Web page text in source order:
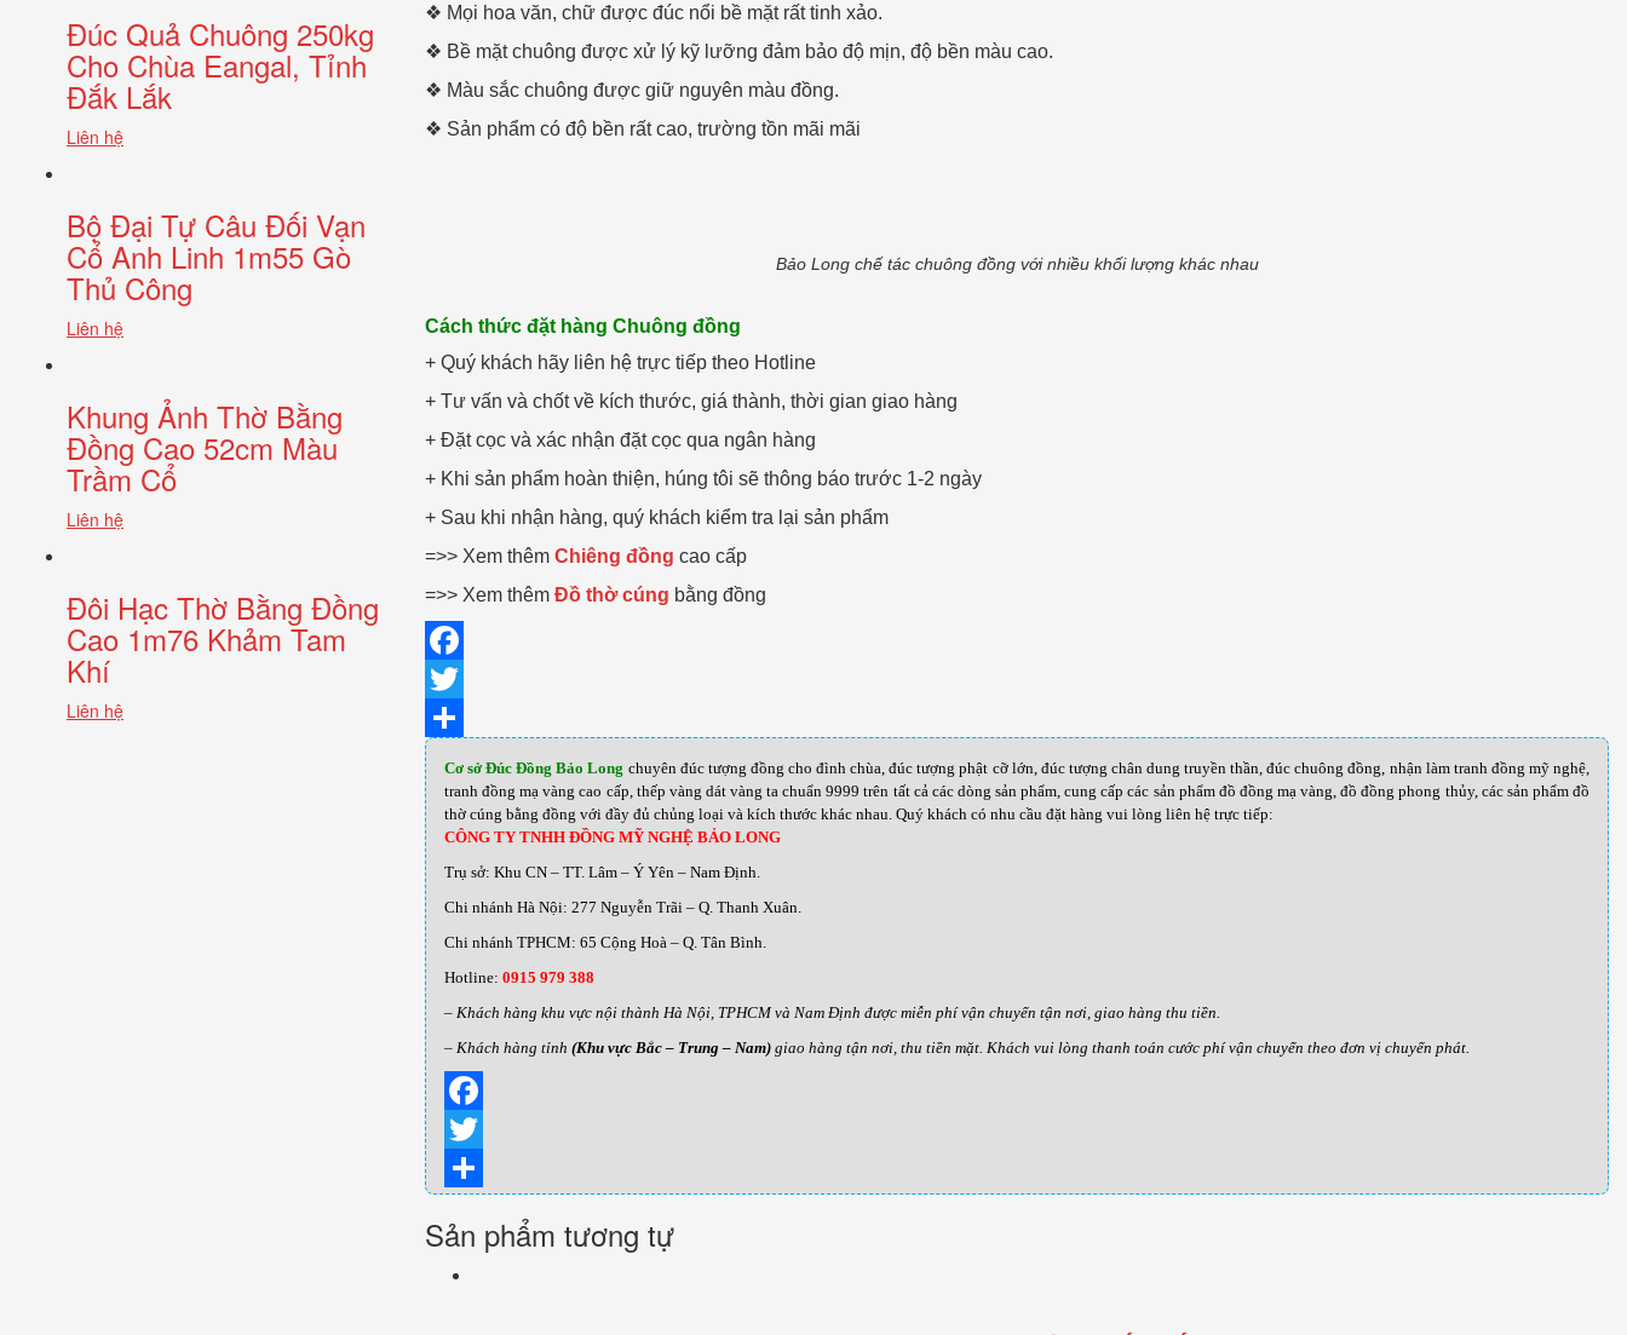
❖ Mọi hoa văn, chữ được đúc nổi bề mặt rất tinh xảo.
❖ Bề mặt chuông được xử lý kỹ lưỡng đảm bảo độ mịn, độ bền màu cao.
❖ Màu sắc chuông được giữ nguyên màu đồng.
❖ Sản phẩm có độ bền rất cao, trường tồn mãi mãi
Bảo Long chế tác chuông đồng với nhiều khối lượng khác nhau
Cách thức đặt hàng Chuông đồng
+ Quý khách hãy liên hệ trực tiếp theo Hotline
+ Tư vấn và chốt về kích thước, giá thành, thời gian giao hàng
+ Đặt cọc và xác nhận đặt cọc qua ngân hàng
+ Khi sản phẩm hoàn thiện, húng tôi sẽ thông báo trước 1-2 ngày
+ Sau khi nhận hàng, quý khách kiểm tra lại sản phẩm
=>> Xem thêm Chiêng đồng cao cấp
=>> Xem thêm Đồ thờ cúng bằng đồng
Facebook
Twitter
ShareCơ sở Đúc Đồng Bảo Long chuyên đúc tượng đồng cho đình chùa, đúc tượng phật cỡ lớn, đúc tượng chân dung truyền thần, đúc chuông đồng, nhận làm tranh đồng mỹ nghệ,
tranh đồng mạ vàng cao cấp, thếp vàng dát vàng ta chuẩn 9999 trên tất cả các dòng sản phẩm, cung cấp các sản phẩm đồ đồng mạ vàng, đồ đồng phong thủy, các sản phẩm đồ
thờ cúng bằng đồng với đầy đủ chủng loại và kích thước khác nhau Quý khách có nhu cầu đặt hàng vui lòng liên hệ trực tiếp:
CÔNG TY TNHH ĐỒNG MỸ NGHỆ BẢO LONG
Trụ sở: Khu CN – TT. Lâm – Ý Yên – Nam Định.
Chi nhánh Hà Nội: 277 Nguyễn Trãi – Q. Thanh Xuân.
Chi nhánh TPHCM: 65 Cộng Hoà – Q. Tân Bình.
Hotline: 0915 979 388
– Khách hàng khu vực nội thành Hà Nội, TPHCM và Nam Định được miễn phí vận chuyển tận nơi, giao hàng thu tiền.
– Khách hàng tỉnh (Khu vực Bắc – Trung – Nam) giao hàng tận nơi, thu tiền mặt. Khách vui lòng thanh toán cước phí vận chuyển theo đơn vị chuyển phát.
Facebook
Twitter
Sản phẩm tương tự
Đúc Quả Chuông 250kg
Cho Chùa Eangal, Tỉnh
Đắk Lắk
Liên hệ
Bộ Đại Tự Câu Đối Vạn
Cổ Anh Linh 1m55 Gò
Thủ Công
Liên hệ
Khung Ảnh Thờ Bằng
Đồng Cao 52cm Màu
Trầm Cổ
Liên hệ
Đôi Hạc Thờ Bằng Đồng
Cao 1m76 Khảm Tam
Khí
Liên hệ